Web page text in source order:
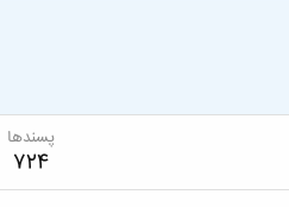
پسندها
724